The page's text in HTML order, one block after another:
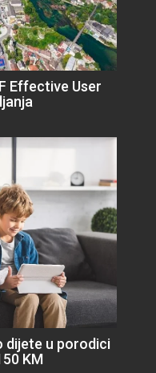
Effective User
dijete u porodici
KM